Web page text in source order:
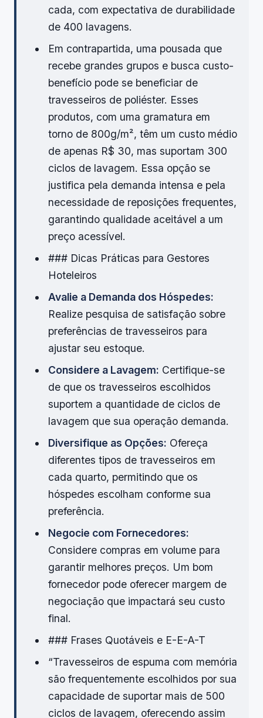
cada, com expectativa de durabilidade
de 400 lavagens.
Em contrapartida, uma pousada que
recebe grandes grupos e busca custo-
benefício pode se beneficiar de
travesseiros de poliéster. Esses
produtos, com uma gramatura em
torno de 800g/m², têm um custo médio
de apenas R$ 30, mas suportam 300
ciclos de lavagem. Essa opção se
justifica pela demanda intensa e pela
necessidade de reposições frequentes,
garantindo qualidade aceitável a um
preço acessível.
### Dicas Práticas para Gestores
Hoteleiros
Avalie a Demanda dos Hóspedes:
Realize pesquisa de satisfação sobre
preferências de travesseiros para
ajustar seu estoque.
Considere a Lavagem: Certifique-se
de que os travesseiros escolhidos
suportem a quantidade de ciclos de
lavagem que sua operação demanda.
Diversifique as Opções: Ofereça
diferentes tipos de travesseiros em
cada quarto, permitindo que os
hóspedes escolham conforme sua
preferência.
Negocie com Fornecedores:
Considere compras em volume para
garantir melhores preços. Um bom
fornecedor pode oferecer margem de
negociação que impactará seu custo
final.
### Frases Quotáveis e E-E-A-T
“Travesseiros de espuma com memória
são frequentemente escolhidos por sua
capacidade de suportar mais de 500
ciclos de lavagem, oferecendo assim